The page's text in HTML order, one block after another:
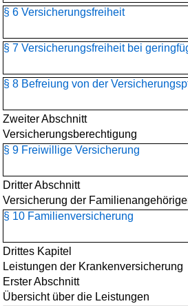
§ 6 Versicherungsfreiheit
§ 7 Versicherungsfreiheit bei
§ 8 Befreiung von der
Zweiter Abschnitt
Versicherungsberechtigung
§ 9 Freiwillige Versicherung
Dritter Abschnitt
Versicherung der
§ 10 Familienversicherung
Drittes Kapitel
Leistungen der Krankenversicherung
Erster Abschnitt
Übersicht über die Leistungen